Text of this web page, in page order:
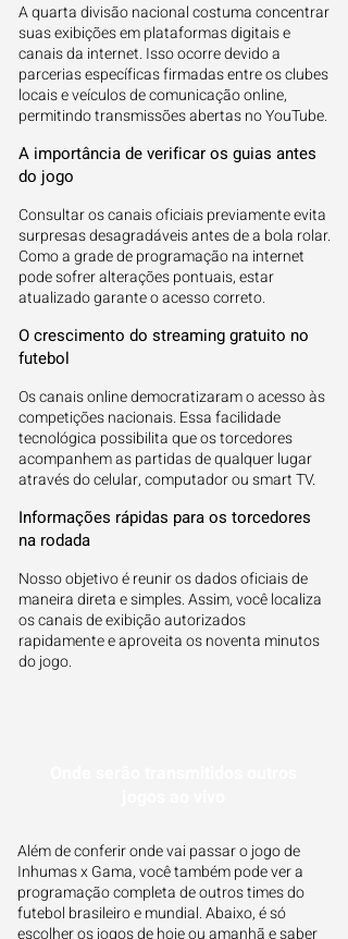
A quarta divisão nacional costuma concentrar
suas exibições em plataformas digitais e
canais da internet. Isso ocorre devido a
parcerias específicas firmadas entre os clubes
locais e veículos de comunicação online,
permitindo transmissões abertas no YouTube.
A importância de verificar os guias antes
do jogo
Consultar os canais oficiais previamente evita
surpresas desagradáveis antes de a bola rolar.
Como a grade de programação na internet
pode sofrer alterações pontuais, estar
atualizado garante o acesso correto.
O crescimento do streaming gratuito no
futebol
Os canais online democratizaram o acesso às
competições nacionais. Essa facilidade
tecnológica possibilita que os torcedores
acompanhem as partidas de qualquer lugar
através do celular, computador ou smart TV.
Informações rápidas para os torcedores
na rodada
Nosso objetivo é reunir os dados oficiais de
maneira direta e simples. Assim, você localiza
os canais de exibição autorizados
rapidamente e aproveita os noventa minutos
do jogo.
Além de conferir onde vai passar o jogo de
Inhumas x Gama, você também pode ver a
programação completa de outros times do
futebol brasileiro e mundial. Abaixo, é só
escolher os jogos de hoje ou amanhã e saber